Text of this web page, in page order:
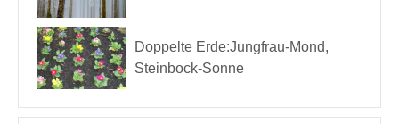
Doppelte Erde:Jungfrau-Mond,
Steinbock-Sonne